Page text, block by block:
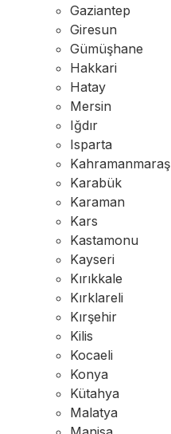
Gaziantep
Giresun
Gümüşhane
Hakkari
Hatay
Mersin
Iğdır
Isparta
Kahramanmaraş
Karabük
Karaman
Kars
Kastamonu
Kayseri
Kırıkkale
Kırklareli
Kırşehir
Kilis
Kocaeli
Konya
Kütahya
Malatya